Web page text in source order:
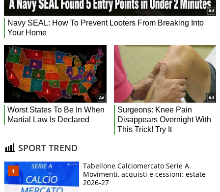
SPORT TREND
Tabellone Calciomercato Serie A.
Movimenti, acquisti e cessioni: estate
2026-27